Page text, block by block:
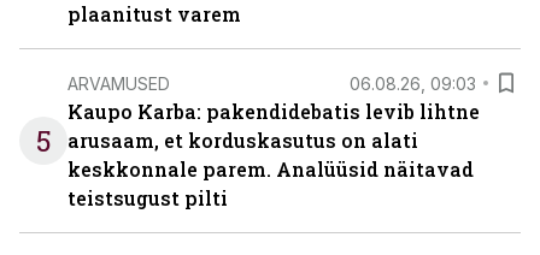
plaanitust varem
5
ARVAMUSED 06.08.26, 09:03
Kaupo Karba: pakendidebatis levib lihtne
arusaam, et korduskasutus on alati
keskkonnale parem. Analüüsid näitavad
teistsugust pilti